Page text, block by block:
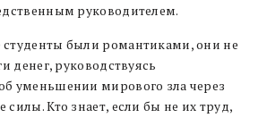
руководителем.
были романтиками, они не
денег, руководствуясь
уменьшении мирового зла через
силы. Кто знает, если бы не их труд,